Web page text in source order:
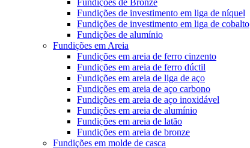
Fundições de investimento em liga de níquel
Fundições de investimento em liga de cobalto
Fundições de alumínio
Fundições em Areia
Fundições em areia de ferro cinzento
Fundições em areia de ferro dúctil
Fundições em areia de liga de aço
Fundições em areia de aço carbono
Fundições em areia de aço inoxidável
Fundições em areia de alumínio
Fundições em areia de latão
Fundições em areia de bronze
Fundições em molde de casca